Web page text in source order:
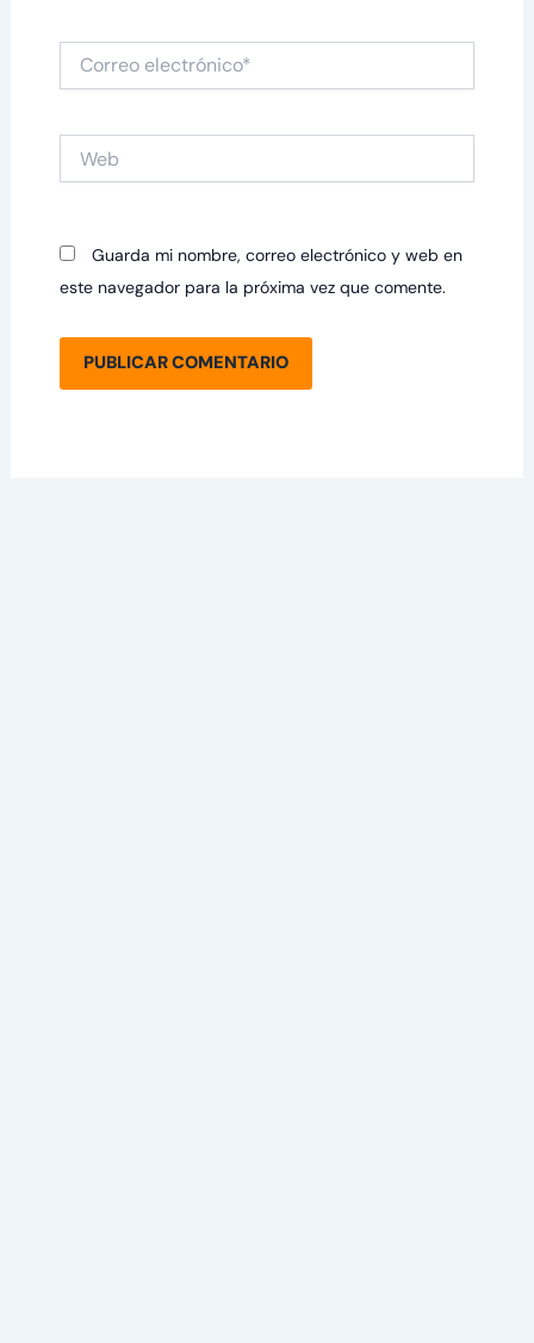
Correo
electrónico*
Guarda mi nombre, correo electrónico y web en
este navegador para la próxima vez que comente.